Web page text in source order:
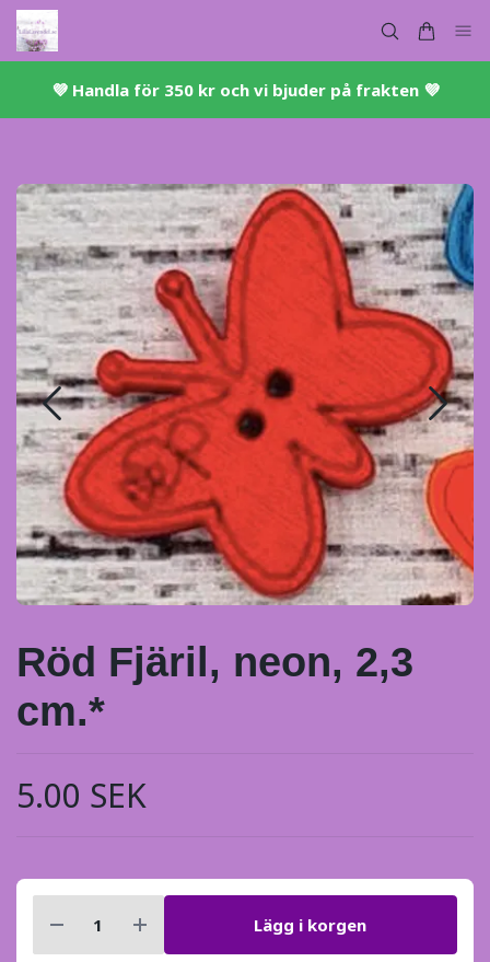
💜 ​Handla för 350 kr och vi bjuder på frakten 💜​
Röd Fjäril, neon, 2,3
cm.*
5.00 SEK
Lägg i korgen